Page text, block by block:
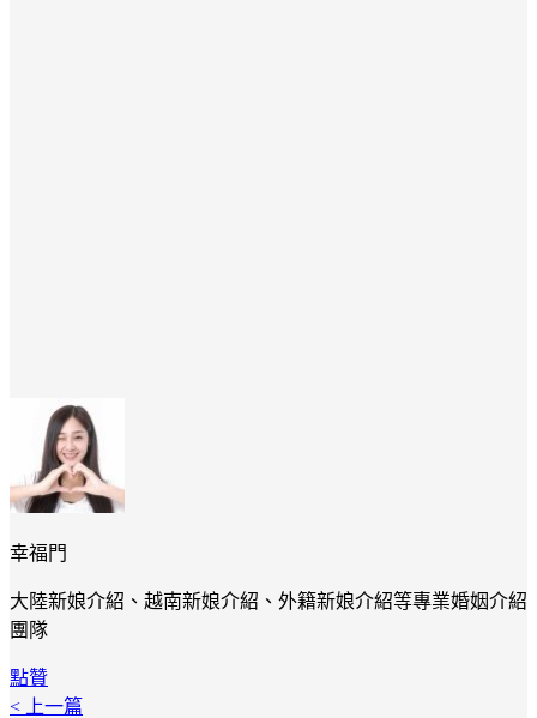
幸福門
大陸新娘介紹、越南新娘介紹、外籍新娘介紹等專業婚姻介紹
團隊
點贊
< 上一篇